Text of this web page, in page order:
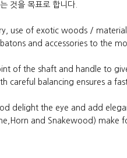
것을 목표로 합니다.
use of exotic woods /
and accessories to the
of the shaft and handle to
careful balancing ensures a fast
delight the eye and add
and Snakewood) make